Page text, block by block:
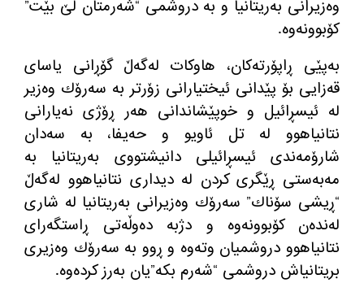
وه‌زیرانی به‌ریتانیا و بە دروشمی “شه‌رمتان لێ بێت”
كۆبوونه‌وه‌.
به‌پێی ڕاپۆرته‌كان، هاو‌كات له‌گه‌ڵ گۆڕانی یاسای
قه‌زایی بۆ پێدانی ئیختیارانی زۆرتر به‌ سه‌رۆك وه‌زیر
له‌ ئیسڕائیل و خوپێشاندانی هه‌ر ڕۆژی نه‌یارانی
نتانیاهوو له‌ تل ئاویو و حه‌یفا، به‌ سه‌دان
شارۆمه‌ندی ئیسڕائیلی دانیشتووی به‌ریتانیا به‌
مه‌به‌ستی ڕێگری كردن له‌ دیداری نتانیاهوو له‌گه‌ڵ
“ڕیشی سۆناك” سه‌رۆك وه‌زیرانی به‌ریتانیا له‌ شاری
له‌نده‌ن كۆبوونه‌وه‌ و دژبه‌ ده‌وڵه‌تی ڕاستگه‌رای
نتانیاهوو دروشمیان وته‌وه‌ و ڕوو به‌ سه‌رۆك وه‌زیری
بریتانیاش دروشمی “شه‌رم بكه‌”یان به‌رز كرده‌وه‌.